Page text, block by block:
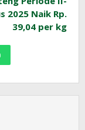
2025 Naik Rp.
39,04 per kg